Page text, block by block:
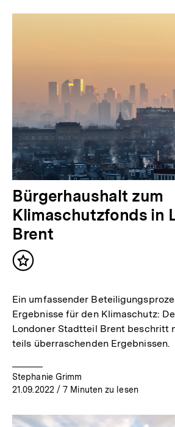
Bürgerhaushalt zum
Klimaschutzfonds in
Brent
Inhalt
Ein umfassender
Ergebnisse für den Klimaschutz:
Londoner Stadtteil Brent beschritt
teils überraschenden Ergebnissen.
Stephanie Grimm
21.09.2022/ 7 Minuten zu lesen